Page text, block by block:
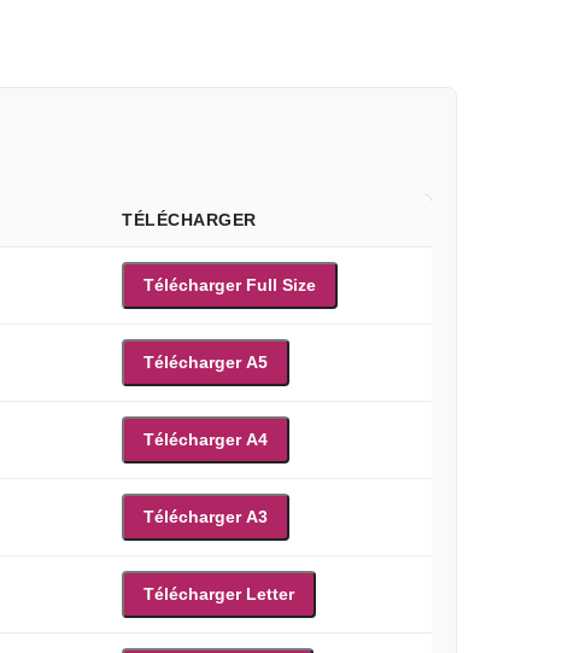
TÉLÉCHARGER
Télécharger Full Size
Télécharger A5
Télécharger A4
Télécharger A3
Télécharger Letter